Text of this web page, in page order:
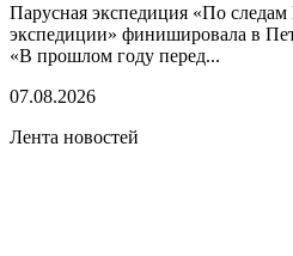
Парусная экспедиция «По
экспедиции» финишировала в
«В прошлом году перед...
07.08.2026
Лента новостей